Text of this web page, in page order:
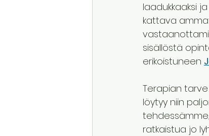
laadukkaaksi
kattava
sisällöstä
erikoistuneen
Terapian
löytyy niin
ratkaistua jo